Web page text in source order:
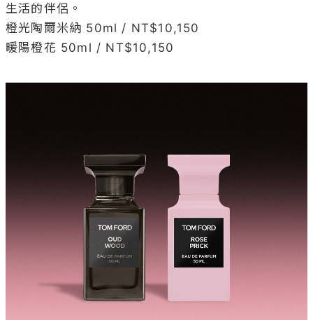
生活的伴侶。
橙光陶爾米納 50ml / NT$10,150
暖陽橙花 50ml / NT$10,150